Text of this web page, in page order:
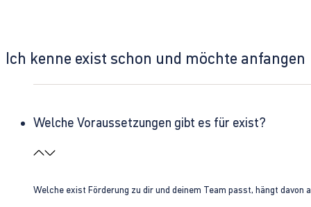
Ich kenne exist schon und möchte anfangen
Welche Voraussetzungen gibt es für exist?
Welche exist Förderung zu dir und deinem Team passt, hängt